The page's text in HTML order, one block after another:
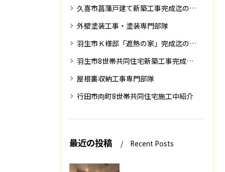
久喜市菖蒲戸建て新築工事完成迄の紹介
外壁塗装工事・塗装専門部隊
羽生市Ｋ様邸「遮熱の家」完成迄の紹介です
羽生市8世帯共同住宅新築工事完成迄の紹介
屋根裏収納工事専門部隊
行田市向町8世帯共同住宅施工中紹介
最近の投稿 Recent Posts